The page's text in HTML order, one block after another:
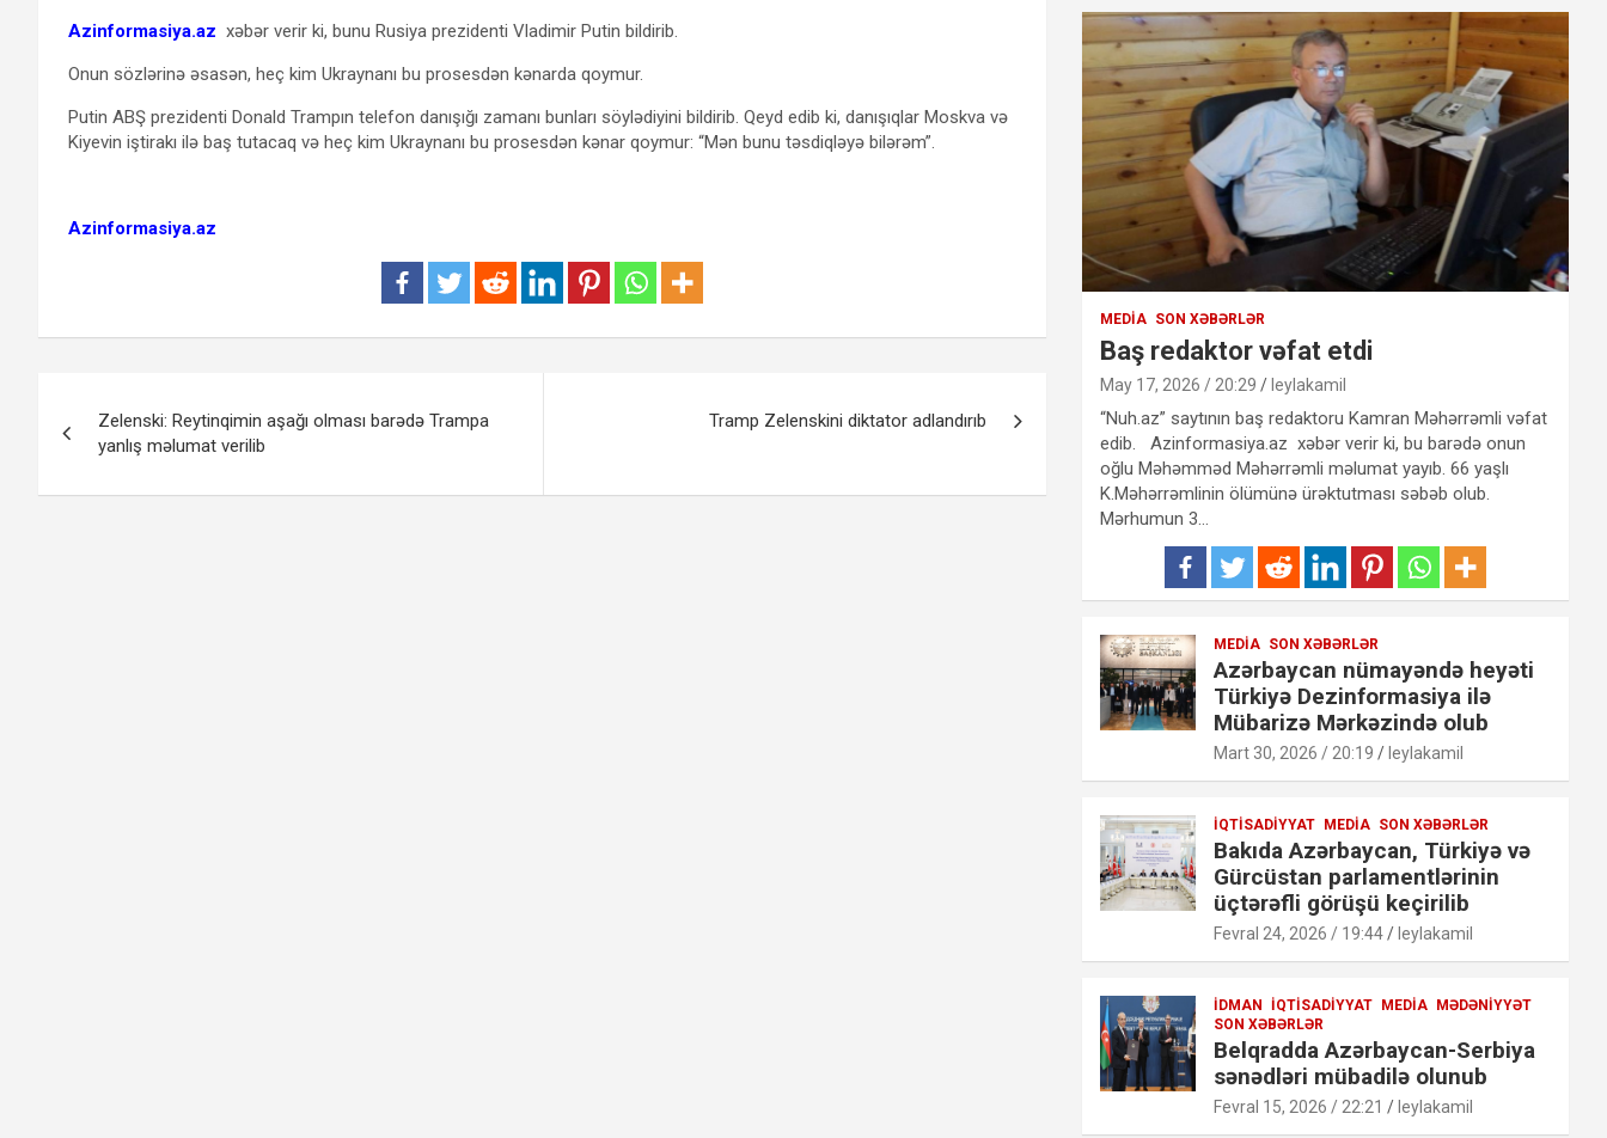
Azinformasiya.az xəbər verir ki, bunu Rusiya prezidenti Vladimir Putin bildirib.
Onun sözlərinə əsasən, heç kim Ukraynanı bu prosesdən kənarda qoymur.
Putin ABŞ prezidenti Donald Trampın telefon danışığı zamanı bunları söylədiyini bildirib. Qeyd edib ki, danışıqlar Moskva və
Kiyevin iştirakı ilə baş tutacaq və heç kim Ukraynanı bu prosesdən kənar qoymur: “Mən bunu təsdiqləyə bilərəm”.
Azinformasiya.az
naviqasiyası
Zelenski: Reytinqimin aşağı olması barədə Trampa
yanlış məlumat verilib
Tramp Zelenskini diktator adlandırıb
MEDIA SON XƏBƏRLƏR
Baş redaktor vəfat etdi
May 17, 2026 / 20:29 leylakamil
“Nuh.az” saytının baş redaktoru Kamran Məhərrəmli vəfat
edib. Azinformasiya.az xəbər verir ki, bu barədə onun
oğlu Məhəmməd Məhərrəmli məlumat yayıb. 66 yaşlı
K.Məhərrəmlinin ölümünə ürəktutması səbəb olub.
Mərhumun 3…
MEDIA SON XƏBƏRLƏR
Azərbaycan nümayəndə heyəti
Türkiyə Dezinformasiya ilə
Mübarizə Mərkəzində olub
Mart 30, 2026 / 20:19 leylakamil
İQTISADIYYAT MEDIA SON XƏBƏRLƏR
Bakıda Azərbaycan, Türkiyə və
Gürcüstan parlamentlərinin
üçtərəfli görüşü keçirilib
Fevral 24, 2026 / 19:44 leylakamil
İDMAN İQTISADIYYAT MEDIA MƏDƏNIYYƏT
SON XƏBƏRLƏR
Belqradda Azərbaycan-Serbiya
sənədləri mübadilə olunub
Fevral 15, 2026 / 22:21 leylakamil